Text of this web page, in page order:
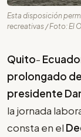
Esta disposición
recreativas / Foto: El
Quito-
prolongado
presidente
la jornada
consta en el